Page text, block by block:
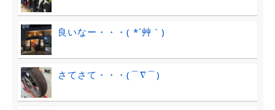
良いなー・・・( *´艸｀)
さてさて・・・(⌒∇⌒)